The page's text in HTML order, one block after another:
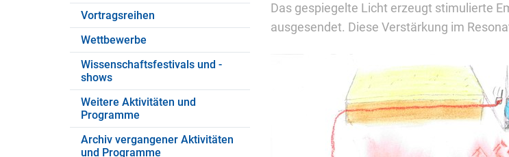
Vortragsreihen
Wettbewerbe
Wissenschaftsfestivals und -
shows
Weitere Aktivitäten und
Programme
Archiv vergangener Aktivitäten
und Programme
Das gespiegelte Licht erzeugt stimulierte
ausgesendet. Diese Verstärkung im